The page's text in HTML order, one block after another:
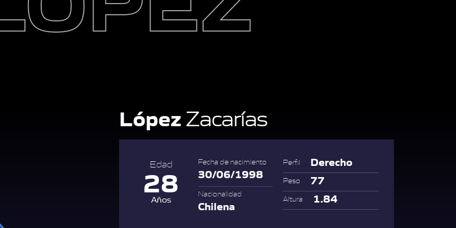
LópezZacarías
Edad
28
Años
Fecha de nacimiento
30/06/1998
Nacionalidad
Chilena
Perfil Derecho
Peso 77
Altura 1.84